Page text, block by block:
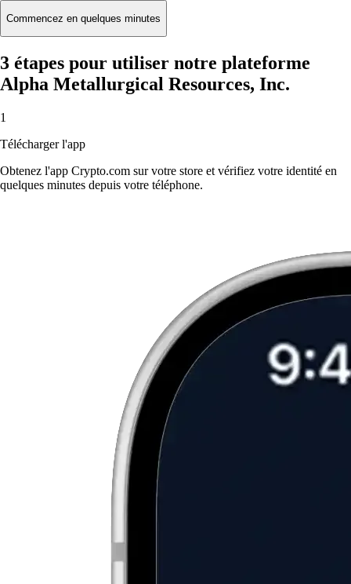
Commencez en quelques minutes
3 étapes pour utiliser notre plateforme
Alpha Metallurgical Resources, Inc.
1
Télécharger l'app
Obtenez l'app Crypto.com sur votre store et vérifiez votre identité en
quelques minutes depuis votre téléphone.